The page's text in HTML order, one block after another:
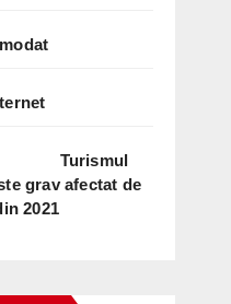
Turismul
grav afectat de
2021